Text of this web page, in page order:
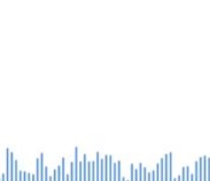
ปบันทึกเสียงบน Pixel 4
ลง Pixel รุ่นอื่น ๆ ก่อนหน้านี้